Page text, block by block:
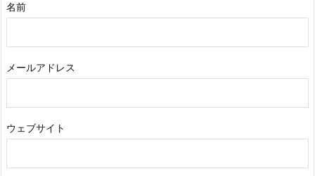
名前
メールアドレス
ウェブサイト